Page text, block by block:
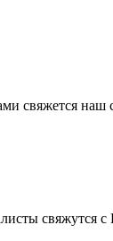
свяжется наш
свяжутся